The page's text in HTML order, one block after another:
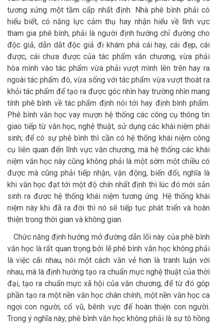
tương xứng một tầm cấp nhất định. Nhà phê bình phải có
hiểu biết, có năng lực cảm thụ hay nhận hiểu về lĩnh vực
tham gia phê bình, phải là người định hướng chỉ đường cho
độc giả, dẫn dắt độc giả đi khám phá cái hay, cái đẹp, cái
được, cái chưa được của tác phẩm văn chương, vừa phải
hòa mình vào tác phẩm vừa phải vượt mình lên trên hay ra
ngoài tác phẩm đó, vừa sống với tác phẩm vừa vượt thoát ra
khỏi tác phẩm để tạo ra được góc nhìn hay trường nhìn mang
tính phê bình về tác phẩm định nói tới hay định bình phẩm.
Phê bình văn học vay mượn hệ thống các công cụ thông tin
giao tiếp từ văn học, nghệ thuật, sử dụng các khái niệm phái
sinh; để có sự phê bình thì cần có hệ thống khái niệm công
cụ liên quan đến lĩnh vực văn chương, mà hệ thống các khái
niệm văn học này cũng không phải là một sớm một chiều có
được mà cũng phải tiếp nhận, vận động, biến đổi, nghĩa là
khi văn học đạt tới một độ chín nhất định thì lúc đó mới sản
sinh ra được hệ thống khái niệm tương ứng. Hệ thống khái
niệm này khi đã ra đời thì nó sẽ tiếp tục phát triển và hoàn
thiện trong thời gian và không gian.
Chức năng định hướng mở đường dẫn lối này của phê bình
văn học là rất quan trọng bởi lẽ phê bình văn học không phải
là việc cãi nhau, nói một cách văn vẻ hơn là tranh luận với
nhau, mà là định hướng tạo ra chuẩn mực nghệ thuật của thời
đại, tạo ra chuẩn mực xã hội của văn chương, để từ đó góp
phần tạo ra một nền văn học chân chính, một nền văn học ca
ngợi con người, cổ vũ, bênh vực để hoàn thiện con người.
Trong ý nghĩa này, phê bình văn học không phải là sự tô hồng